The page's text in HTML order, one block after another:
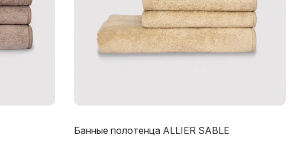
Банные полотенца ALLIER SABLE